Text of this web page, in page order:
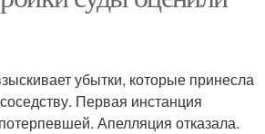
убытки, которые принесла
Первая инстанция
Апелляция отказала.